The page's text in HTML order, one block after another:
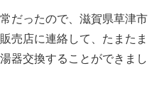
だったので、滋賀県草津市
売店に連絡して、たまたま
器交換することができまし